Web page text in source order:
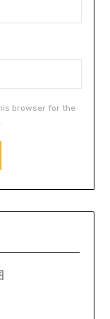
browser for the